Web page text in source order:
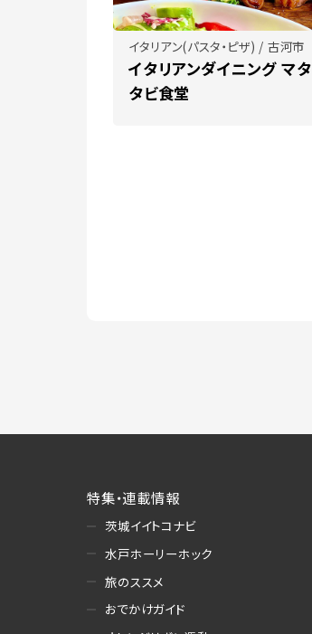
イタリアン(パスタ・ピザ) / 古河市
イタリアンダイニング マタ
タビ食堂
特集・連載情報
茨城イイトコナビ
水戸ホーリーホック
旅のススメ
おでかけガイド